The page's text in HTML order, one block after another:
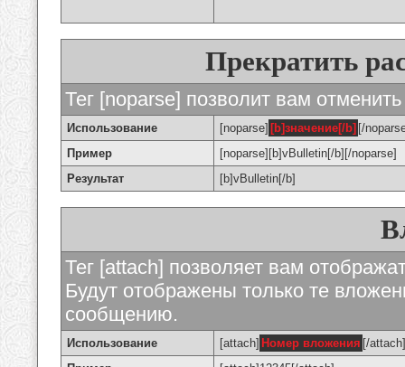
Прекратить
Тег [noparse] позволит вам
Использование [noparse] [b]значение[/b] [/
Пример
[noparse][b]vBulletin[/b][/noparse]
Результат
[b]vBulletin[/b]
Тег [attach] позволяет вам
Будут отображены только те
сообщению.
Использование [attach] Номер вложения [/attach]